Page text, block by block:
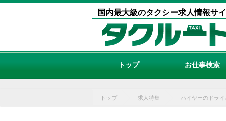
国内最大級のタクシー求人情報サ
トップ お仕事検索
トップ 求人特集 ハイヤーのドラ